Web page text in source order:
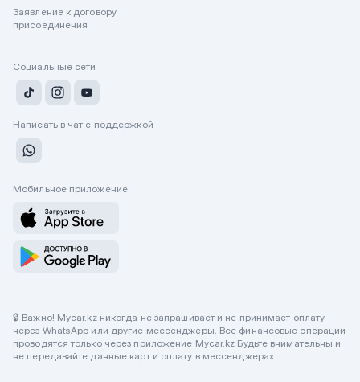
Заявление к договору
присоединения
Социальные сети
Написать в чат с поддержкой
Мобильное приложение
🔒 Важно! Mycar.kz никогда не запрашивает и не принимает оплату
через WhatsApp или другие мессенджеры. Все финансовые операции
проводятся только через приложение Mycar.kz Будьте внимательны и
не передавайте данные карт и оплату в мессенджерах.